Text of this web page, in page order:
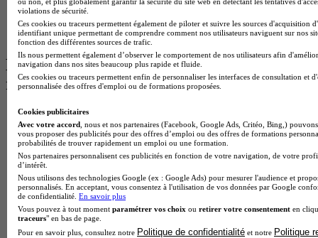
BTS Dietetique
Master Mass
Cap Cuisine
Les intitulés de diplôme par ville les plus
recherchés
Master Meef à Lille
Prépa Medecine à Paris
Licence Psychologie à Paris
Master Psychologie à Lyon
Licence Psychologie à Toulouse
Master Psychologie à Lille
Master Psychologie à Montpellier
Master Psychologie à Paris
Master Meef à Lyon
Master Meef à Paris
violations de sécurité.
Ces cookies ou traceurs permettent également de piloter et suivre les sources d'acquisition
identifiant unique permettant de comprendre comment nos utilisateurs naviguent sur nos
fonction des différentes sources de trafic.
Ils nous permettent également d’observer le comportement de nos utilisateurs afin
navigation dans nos sites beaucoup plus rapide et fluide.
Ces cookies ou traceurs permettent enfin de personnaliser les interfaces de consultation et
personnalisée des offres d'emploi ou de formations proposées.
Cookies publicitaires
Avec votre accord , nous et nos partenaires (Facebook, Google Ads, Critéo, Bing,)
vous proposer des publicités pour des offres d’emploi ou des offres de formations
probabilités de trouver rapidement un emploi ou une formation.
Nos partenaires personnalisent ces publicités en fonction de votre navigation, de votre
d’intérêt.
Nous utilisons des technologies Google (ex : Google Ads) pour mesurer l'audience et
personnalisés. En acceptant, vous consentez à l'utilisation de vos données par Google
de confidentialité. En savoir plus
Vous pouvez à tout moment paramétrer vos choix ou retirer votre consentement en
traceurs" en bas de page.
Pour en savoir plus, consultez notre Politique de confidentialité et notre Politique